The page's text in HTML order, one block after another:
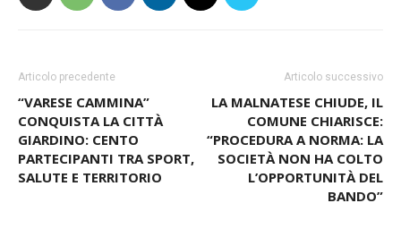
Articolo precedente
“VARESE CAMMINA”
CONQUISTA LA CITTÀ
GIARDINO: CENTO
PARTECIPANTI TRA SPORT,
SALUTE E TERRITORIO
Articolo successivo
LA MALNATESE CHIUDE, IL
COMUNE CHIARISCE:
“PROCEDURA A NORMA: LA
SOCIETÀ NON HA COLTO
L’OPPORTUNITÀ DEL
BANDO”